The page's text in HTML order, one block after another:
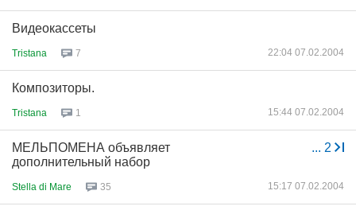
Видеокассеты
Tristana 7 22:04 07.02.2004
Композиторы.
Tristana 1 15:44 07.02.2004
... 2
МЕЛЬПОМЕНА объявляет
дополнительный набор
Stella di Mare 35 15:17 07.02.2004